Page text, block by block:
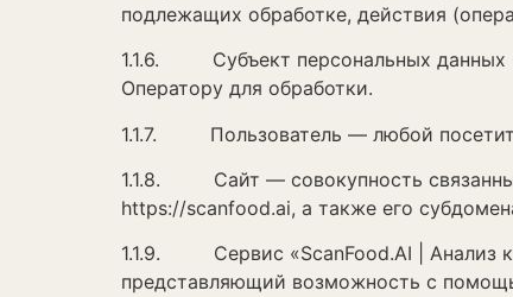
подлежащих обработке, действия
1.1.6. Субъект персональных данных
Оператору для обработки.
1.1.7. Пользователь — любой
1.1.8. Сайт — совокупность
https://scanfood.ai, а также его
1.1.9. Сервис «ScanFood.AI | Анализ
представляющий возможность с